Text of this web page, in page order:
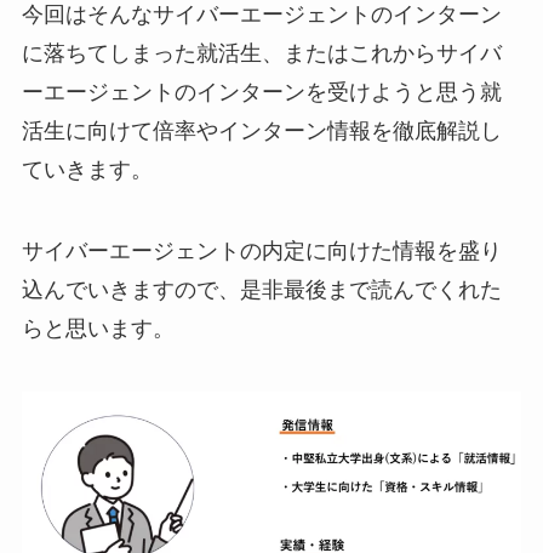
今回はそんなサイバーエージェントのインターン
に落ちてしまった就活生、またはこれからサイバ
ーエージェントのインターンを受けようと思う就
活生に向けて倍率やインターン情報を徹底解説 し
ていきます。
サイバーエージェントの内定に向けた情報を盛り
込んでいきますので、是非最後まで読んでくれた
らと思います。